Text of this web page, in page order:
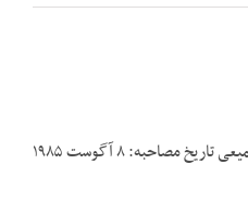
روایت ‌کننده: آقای محمد مهدی سمیعی تاریخ مصاحبه: ۸ آگوست ۱۹۸۵